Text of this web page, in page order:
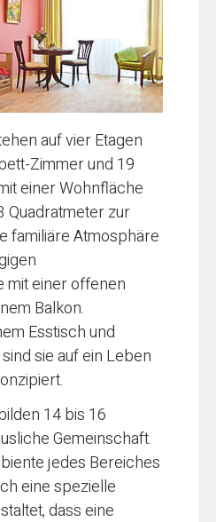
auf vier Etagen
Zimmer und 19
einer Wohnfläche
Quadratmeter zur
familiäre Atmosphäre
mit einer offenen
Balkon.
Esstisch und
sie auf ein Leben
14 bis 16
Gemeinschaft.
jedes Bereiches
eine spezielle
dass eine